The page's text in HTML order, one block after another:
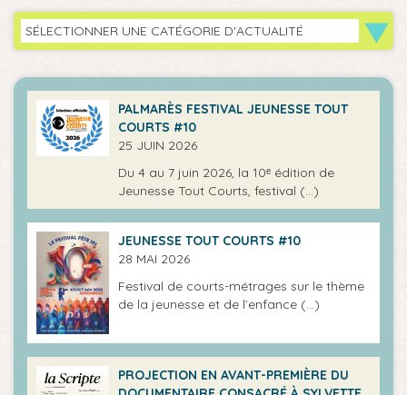
SÉLECTIONNER UNE CATÉGORIE D'ACTUALITÉ
PALMARÈS FESTIVAL JEUNESSE TOUT
COURTS #10
25 JUIN 2026
Du 4 au 7 juin 2026, la 10ᵉ édition de
Jeunesse Tout Courts, festival (…)
JEUNESSE TOUT COURTS #10
28 MAI 2026
Festival de courts-métrages sur le thème
de la jeunesse et de l’enfance (…)
PROJECTION EN AVANT-PREMIÈRE DU